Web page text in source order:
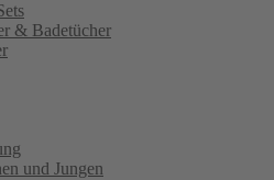
& Badetücher
und Jungen